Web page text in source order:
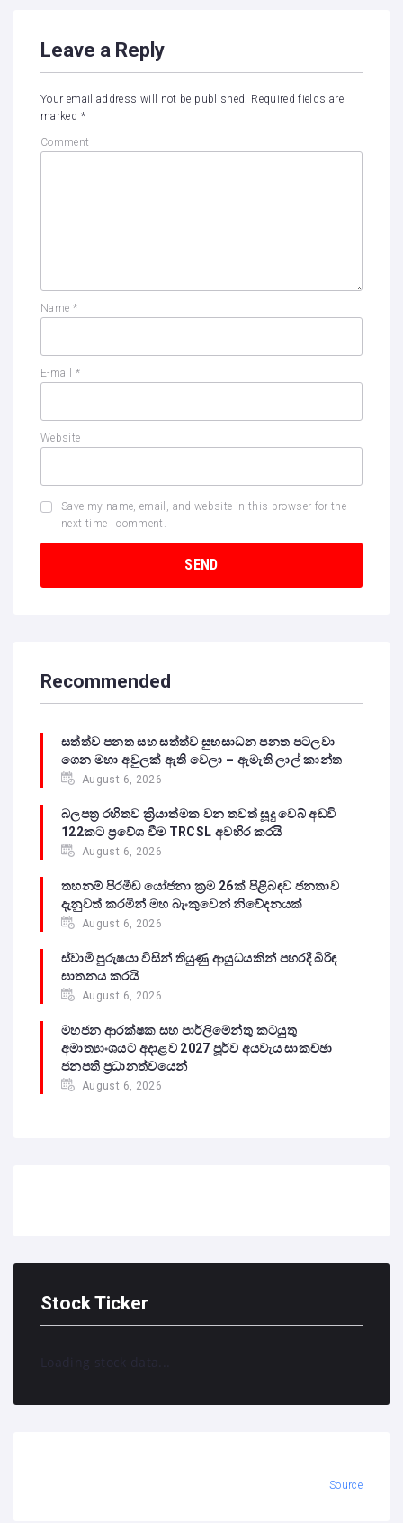
Leave a Reply
Your email address will not be published. Required fields are
marked *
Comment
Name *
E-mail *
Website
Save my name, email, and website in this browser for the
next time I comment.
Recommended
සත්ත්ව පනත සහ සත්ත්ව සුභසාධන පනත පටලවා
ගෙන මහා අවුලක් ඇති වෙලා – ඇමැති ලාල් කාන්ත
August 6, 2026
බලපත්‍ර රහිතව ක්‍රියාත්මක වන තවත් සූදු වෙබ් අඩවි
122කට ප්‍රවේශ වීම TRCSL අවහිර කරයි
August 6, 2026
තහනම් පිරමීඩ යෝජනා ක්‍රම 26ක් පිළිබඳව ජනතාව
දැනුවත් කරමින් මහ බැංකුවෙන් නිවේදනයක්
August 6, 2026
ස්වාමි පුරුෂයා විසින් තියුණු ආයුධයකින් පහරදී බිරිඳ
ඝාතනය කරයි
August 6, 2026
මහජන ආරක්ෂක සහ පාර්ලිමේන්තු කටයුතු
අමාත්‍යාංශයට අදාළව 2027 පූර්ව අයවැය සාකච්ඡා
ජනපති ප්‍රධානත්වයෙන්
August 6, 2026
Stock Ticker
Loading stock data...
Source